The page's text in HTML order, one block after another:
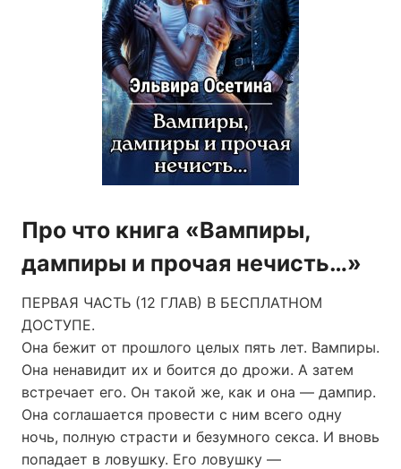
Про что книга «Вампиры,
дампиры и прочая нечисть…»
ПЕРВАЯ ЧАСТЬ (12 ГЛАВ) В БЕСПЛАТНОМ
ДОСТУПЕ.
Она бежит от прошлого целых пять лет. Вампиры.
Она ненавидит их и боится до дрожи. А затем
встречает его. Он такой же, как и она — дампир.
Она соглашается провести с ним всего одну
ночь, полную страсти и безумного секса. И вновь
попадает в ловушку. Его ловушку —